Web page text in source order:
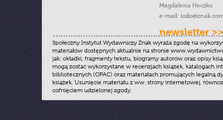
Magdalena Heczko
e-mail:
newsletter >>
Społeczny Instytut Wydawniczy Znak wyraża zgodę na
materiałów dostępnych aktualnie na stronie
jak: okładki, fragmenty tekstu, biogramy autorów oraz opisy
mogą zostać wykorzystane w recenzjach książek, katalogach
bibliotecznych (OPAC) oraz materiałach promujących legalną
książek. Usunięcie materiału z ww. strony internetowej,
cofnięciem udzielonej zgody.